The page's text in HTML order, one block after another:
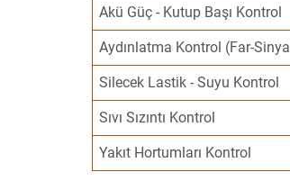
Akü Güç - Kutup Başı Kontrol
Aydınlatma Kontrol (Far-
Silecek Lastik - Suyu Kontrol
Sıvı Sızıntı Kontrol
Yakıt Hortumları Kontrol